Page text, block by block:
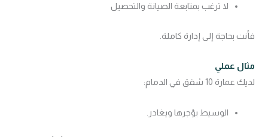
لا ترغب بمتابعة الصيانة والتحصيل
فأنت بحاجة إلى إدارة كاملة.
مثال عملي
لديك عمارة 10 شقق في الدمام:
الوسيط يؤجرها ويغادر.